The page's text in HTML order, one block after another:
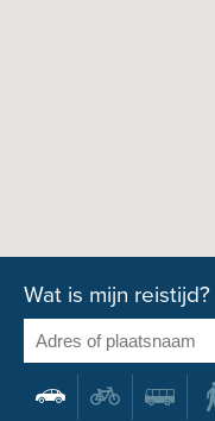
Wat is mijn reistijd?